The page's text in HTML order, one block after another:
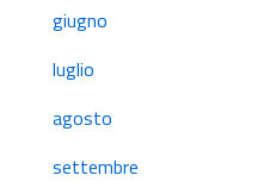
giugno
luglio
agosto
settembre